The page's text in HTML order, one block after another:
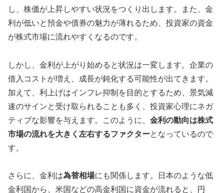
し、株価が上昇しやすい状況をつくり出します。また、金
利が低いと預金や債券の魅力が薄れるため、投資家の資金
が株式市場に流れやすくなるのです。
しかし、金利が上がり始めると状況は一変します。企業の
借入コストが増え、成長が鈍化する可能性が出てきます。
加えて、利上げはインフレ抑制を目的とするため、景気減
速のサインと受け取られることも多く、投資家心理にネガ
ティブな影響を与えます。このように、 金利の動向は株式
市場の流れを大きく左右するファクターとなっているので
す。
さらに、金利は為替相場にも関係します。日本のような低
金利国から、米国などの高金利国に資金が流れると、円